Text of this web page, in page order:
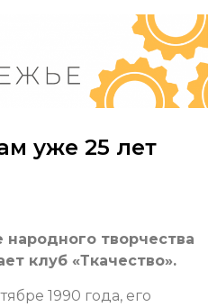
уже 25 лет
творчества
клуб «Ткачество».
1990 года, его